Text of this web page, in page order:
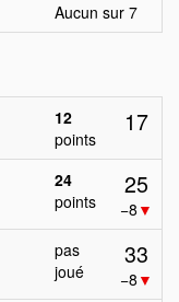
Aucun sur 7
12
points
17
24
points
25
−8 ▼
pas
joué
33
−8 ▼